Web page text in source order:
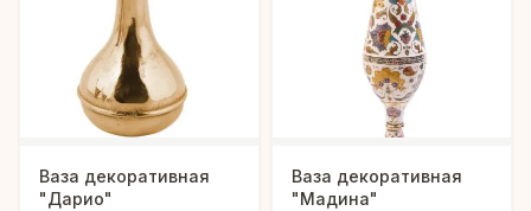
Ваза декоративная
"Дарио"
Ваза декоративная
"Мадина"